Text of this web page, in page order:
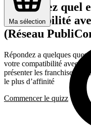
Ma sélection
Découvrez quel
compatibilité
(Réseau
Répondez a quelques
votre compatibilité avec
présenter les franchises
le plus d’affinité
Commencer le quizz